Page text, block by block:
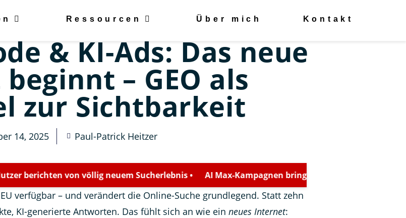
Ressourcen Über mich Kontakt
& KI-Ads: Das neue
– GEO als
zur Sichtbarkeit
14, 2025 Paul-Patrick Heitzer
von völlig neuem Sucherlebnis • AI Max-Kampagnen bringen laut Google bis zu 27 % mehr
verfügbar – und verändert die Online-Suche grundlegend. Statt zehn
KI-generierte Antworten. Das fühlt sich an wie ein neues Internet: